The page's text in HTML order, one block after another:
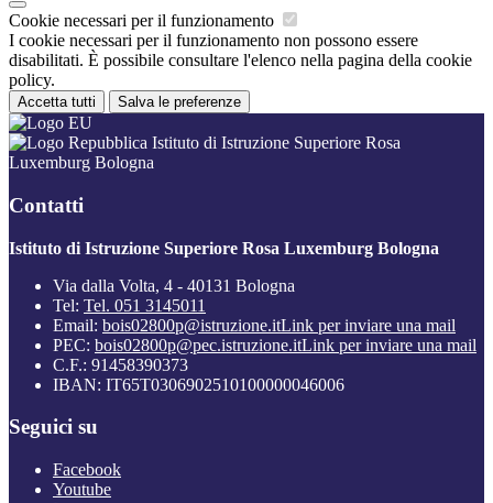
Cookie necessari per il funzionamento
I cookie necessari per il funzionamento non possono essere
disabilitati. È possibile consultare l'elenco nella pagina della cookie
policy.
Accetta tutti Salva le preferenze
Istituto di Istruzione Superiore Rosa
Luxemburg Bologna
Contatti
Istituto di Istruzione Superiore Rosa Luxemburg Bologna
Via dalla Volta, 4 - 40131 Bologna
Tel: Tel. 051 3145011
Email: bois02800p@istruzione.itLink per inviare una mail
PEC: bois02800p@pec.istruzione.itLink per inviare una mail
C.F.: 91458390373
IBAN: IT65T0306902510100000046006
Seguici su
Facebook
Youtube